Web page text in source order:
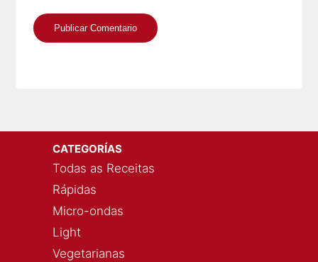
CATEGORÍAS
Todas as Receitas
Rápidas
Micro-ondas
Light
Vegetarianas